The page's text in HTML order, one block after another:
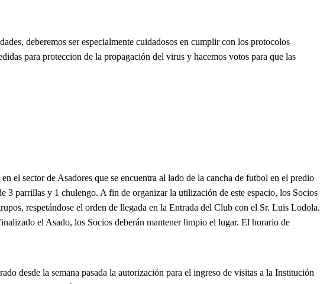
deberemos ser especialmente cuidadosos en cumplir con los protocolos
para proteccion de la propagación del virus y hacemos votos para que las
el sector de Asadores que se encuentra al lado de la cancha de futbol en el predio
3 parrillas y 1 chulengo. A fin de organizar la utilización de este espacio, los Socios
respetándose el orden de llegada en la Entrada del Club con el Sr. Luis Lodola.
el Asado, los Socios deberán mantener limpio el lugar. El horario de
desde la semana pasada la autorización para el ingreso de visitas a la Institución